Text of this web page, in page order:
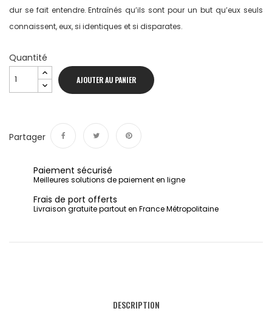
dur se fait entendre. Entraînés qu’ils sont pour un but qu’eux seuls
connaissent, eux, si identiques et si disparates.
Quantité
AJOUTER AU PANIER
Partager
Paiement sécurisé
Meilleures solutions de paiement en ligne
Frais de port offerts
Livraison gratuite partout en France Métropolitaine
DESCRIPTION